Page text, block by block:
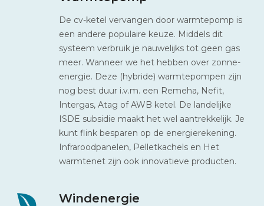
De cv-ketel vervangen door warmtepomp is
een andere populaire keuze. Middels dit
systeem verbruik je nauwelijks tot geen gas
meer. Wanneer we het hebben over zonne-
energie. Deze (hybride) warmtepompen zijn
nog best duur i.v.m. een Remeha, Nefit,
Intergas, Atag of AWB ketel. De landelijke
ISDE subsidie maakt het wel aantrekkelijk. Je
kunt flink besparen op de energierekening.
Infraroodpanelen, Pelletkachels en Het
warmtenet zijn ook innovatieve producten.
Windenergie